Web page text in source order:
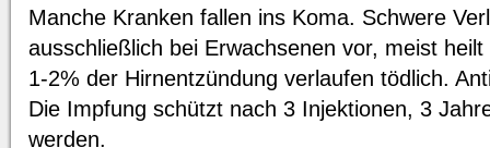
Manche Kranken fallen ins Koma. Schwere
ausschließlich bei Erwachsenen vor, meist
1-2% der Hirnentzündung verlaufen tödlich.
Die Impfung schützt nach 3 Injektionen, 3
werden.